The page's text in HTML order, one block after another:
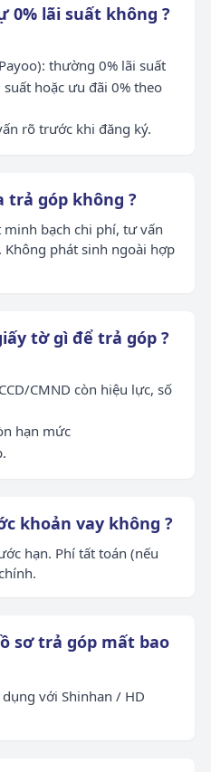
0% lãi suất không ?
thường 0% lãi suất
hoặc ưu đãi 0% theo
rõ trước khi đăng ký.
trả góp không ?
bạch chi phí, tư vấn
phát sinh ngoài hợp
tờ gì để trả góp ?
CMND còn hiệu lực, số
hạn mức
khoản vay không ?
hạn. Phí tất toán (nếu
sơ trả góp mất bao
với Shinhan / HD